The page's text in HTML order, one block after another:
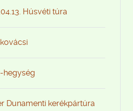
Húsvéti túra
hegység
Dunamenti kerékpártúra